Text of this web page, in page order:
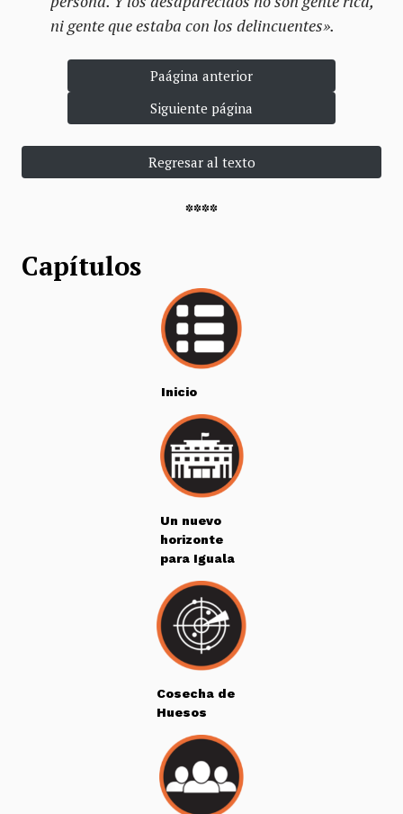
ni gente que estaba con los delincuentes».
Paágina anterior
Siguiente página
Regresar al texto
****
Capítulos
Inicio
Un nuevo
horizonte
para Iguala
Cosecha de
Huesos